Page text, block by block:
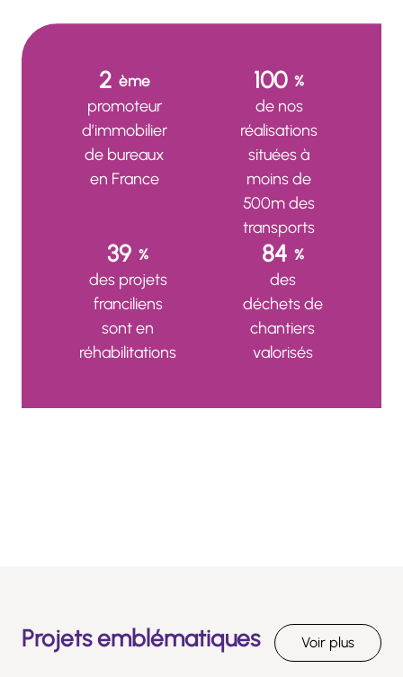
2 ème
promoteur
d’immobilier
de bureaux
en France
100 %
de nos
réalisations
situées à
moins de
500m des
transports
39 %
des projets
franciliens
sont en
réhabilitations
84 %
des
déchets de
chantiers
valorisés
Projets emblématiques Voir plus